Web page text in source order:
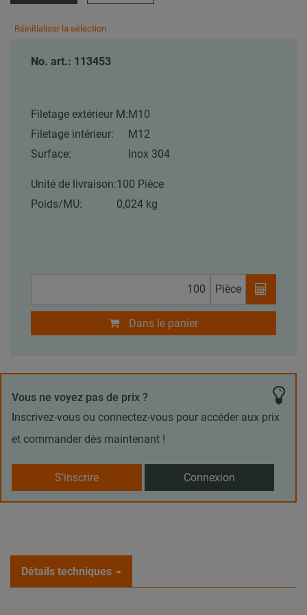
Réinitialiser la sélection
No. art.: 113453
Filetage extérieur M:M10
Filetage intérieur:
M12
Surface:
Inox 304
Unité de livraison:100 Pièce
Poids/MU:
0,024 kg
Pièce
Dans le panier
Vous ne voyez pas de prix ?
Inscrivez-vous ou connectez-vous pour accéder aux prix
et commander dès maintenant !
S'inscrire Connexion
Détails techniques